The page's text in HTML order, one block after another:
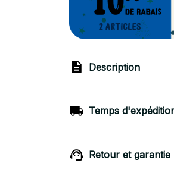
Description
Temps
Retour et garantie